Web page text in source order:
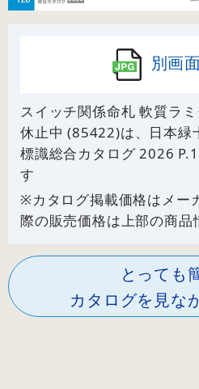
別画
スイッチ関係命札 軟質ラ
休止中 (85422)は、日本緑
標識総合カタログ 2026 P.
す
※カタログ掲載価格はメー
際の販売価格は上部の商品
とっても
カタログを見な